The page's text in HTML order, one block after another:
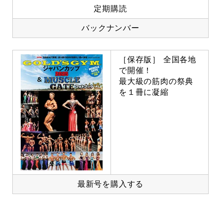
定期購読
バックナンバー
［保存版］ 全国各地
で開催！
最大級の筋肉の祭典
を１冊に凝縮
最新号を購入する